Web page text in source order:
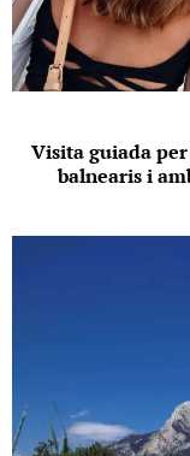
Visita guiada
balnearis i